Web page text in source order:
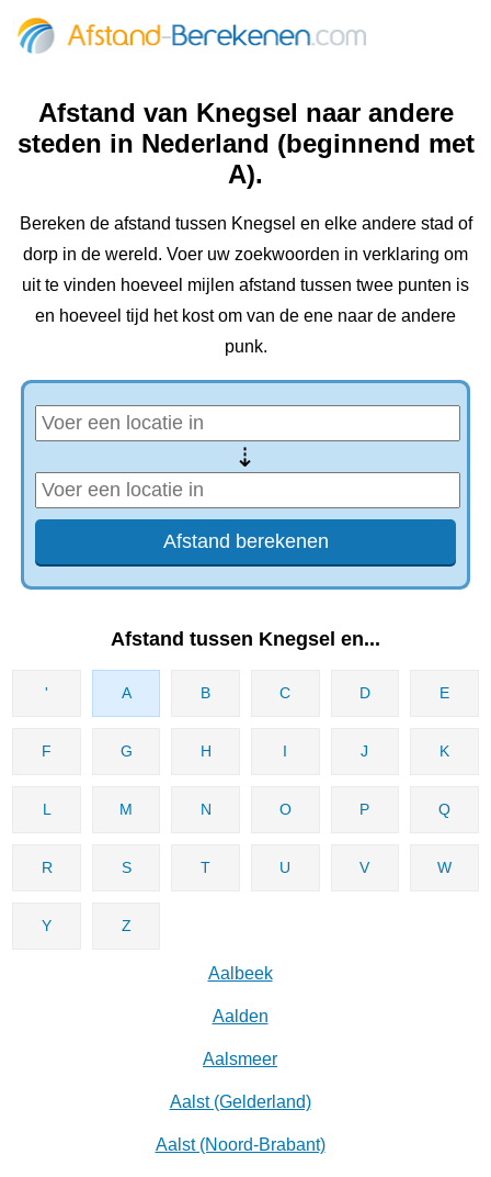
Afstand van Knegsel naar andere
steden in Nederland (beginnend met
A).
Bereken de afstand tussen Knegsel en elke andere stad of
dorp in de wereld. Voer uw zoekwoorden in verklaring om
uit te vinden hoeveel mijlen afstand tussen twee punten is
en hoeveel tijd het kost om van de ene naar de andere
punk.
⇢
Afstand tussen Knegsel en...
' A B C D E
F G H I J K
L M N O P Q
R S T U V W
Y Z
Aalbeek
Aalden
Aalsmeer
Aalst (Gelderland)
Aalst (Noord-Brabant)